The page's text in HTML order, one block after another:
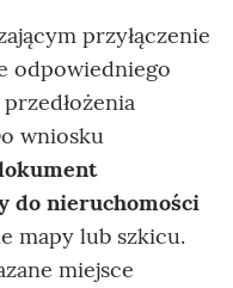
przyłączenie
odpowiedniego
wniosku
do nieruchomości
mapy lub szkicu.
miejsce